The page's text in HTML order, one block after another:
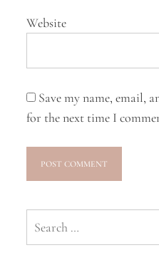
Website
Save my name, email,
for the next time I